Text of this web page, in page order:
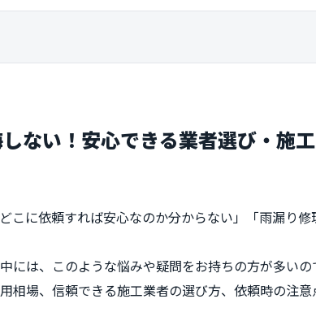
ない！安心できる業者選び・施
こに依頼すれば安心なのか分からない」「雨漏り
には、このような悩みや疑問をお持ちの方が多いの
相場、信頼できる施工業者の選び方、依頼時の注